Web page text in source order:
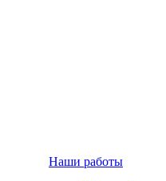
Наши работы